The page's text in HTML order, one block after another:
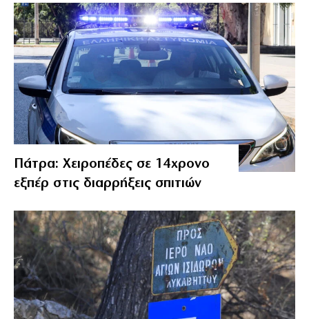
Πάτρα: Χειροπέδες σε 14χρονο
εξπέρ στις διαρρήξεις σπιτιών